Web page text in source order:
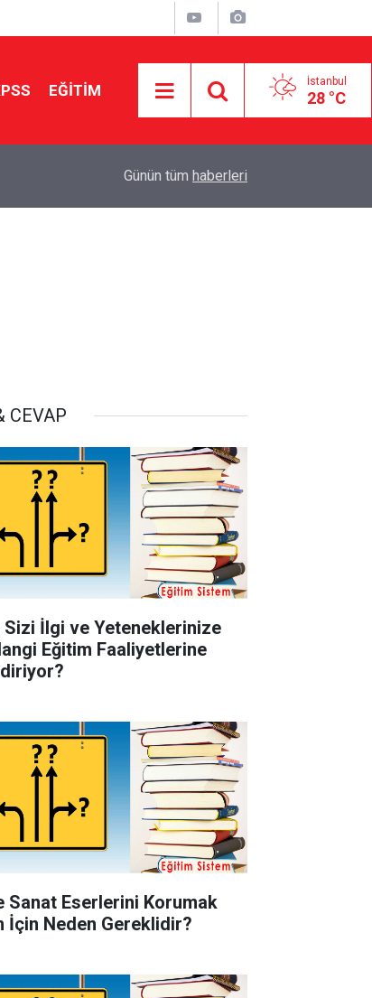
EĞİTİM İstanbul
28 °C
Yönlendiriyor?
Günün tüm haberleri
CEVAP
İlgi ve Yeteneklerinize
Eğitim Faaliyetlerine
Sanat Eserlerini Korumak
İçin Neden Gereklidir?